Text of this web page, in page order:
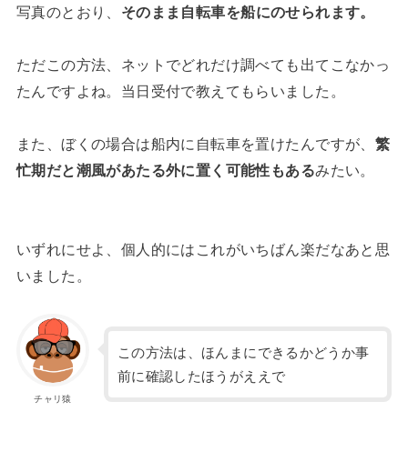
写真のとおり、 そのまま自転車を船にのせられます。
ただこの方法、ネットでどれだけ調べても出てこなかっ
たんですよね。当日受付で教えてもらいました。
また、ぼくの場合は船内に自転車を置けたんですが、 繁
忙期だと潮風があたる外に置く可能性もあるみたい。
いずれにせよ、個人的にはこれがいちばん楽だなあと思
いました。
チャリ猿
この方法は、ほんまにできるかどうか事
前に確認したほうがええで